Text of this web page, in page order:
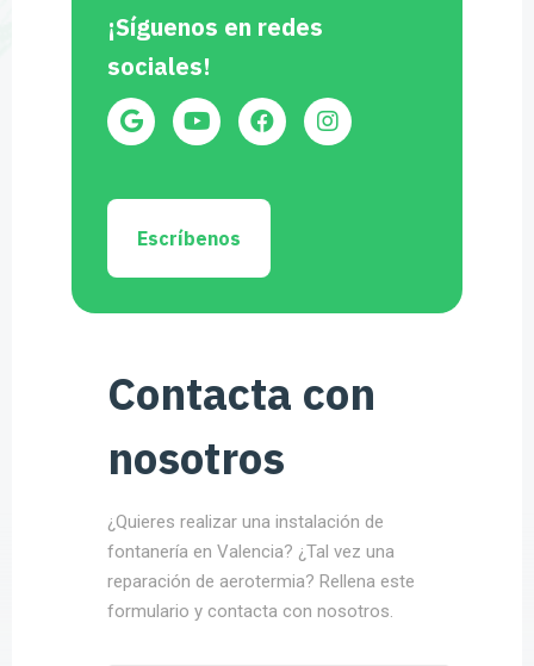
¡Síguenos en redes
sociales!
Escríbenos
Contacta con
nosotros
¿Quieres realizar una instalación de
fontanería en Valencia? ¿Tal vez una
reparación de aerotermia? Rellena este
formulario y contacta con nosotros.